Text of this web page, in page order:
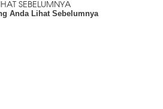
SEBELUMNYA
Anda Lihat Sebelumnya